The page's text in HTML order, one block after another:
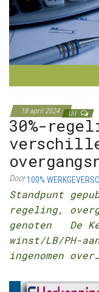
18 april 2024 Uit
30%-
Door100%
Standpunt
regeling,
genoten De
winst/LB/PH-
ingenomen